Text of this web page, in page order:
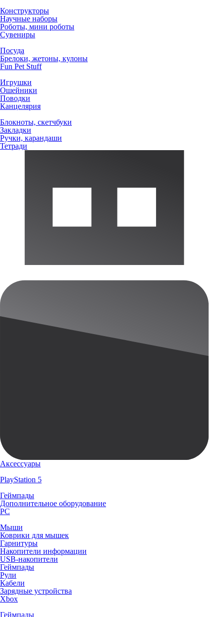
Конструкторы
Научные наборы
Роботы, мини роботы
Сувениры
Посуда
Брелоки, жетоны, кулоны
Fun Pet Stuff
Игрушки
Ошейники
Поводки
Канцелярия
Блокноты, скетчбуки
Закладки
Ручки, карандаши
Тетради
Аксессуары
PlayStation 5
Геймпады
Дополнительное оборудование
PC
Мыши
Коврики для мышек
Гарнитуры
Накопители информации
USB-накопители
Геймпады
Рули
Кабели
Зарядные устройства
Xbox
Геймпады